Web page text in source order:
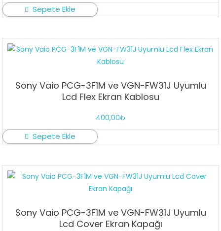
Sepete Ekle
Sony Vaio PCG-3F1M ve VGN-FW31J Uyumlu
Lcd Flex Ekran Kablosu
400,00₺
Sepete Ekle
Sony Vaio PCG-3F1M ve VGN-FW31J Uyumlu
Lcd Cover Ekran Kapağı